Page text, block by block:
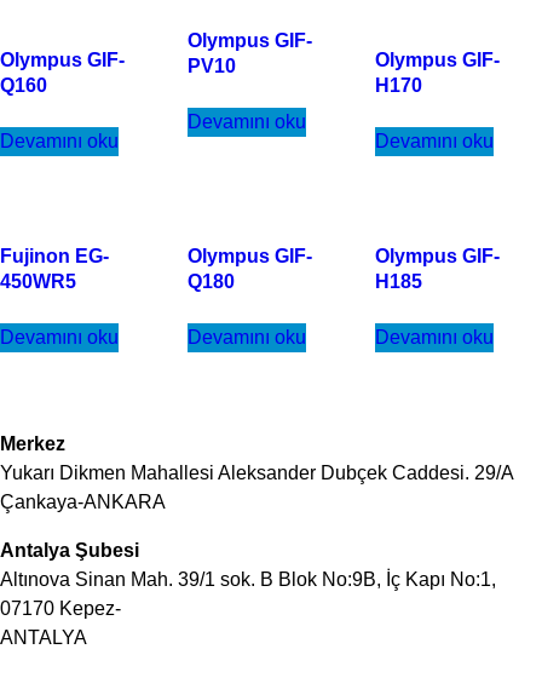
Olympus GIF-
Q160
Devamını oku
Olympus GIF-
PV10
Devamını oku
Olympus GIF-
H170
Devamını oku
Fujinon EG-
450WR5
Devamını oku
Olympus GIF-
Q180
Devamını oku
Olympus GIF-
H185
Devamını oku
Merkez
Yukarı Dikmen Mahallesi Aleksander Dubçek Caddesi. 29/A
Çankaya-ANKARA
Antalya Şubesi
Altınova Sinan Mah. 39/1 sok. B Blok No:9B, İç Kapı No:1,
07170 Kepez-
ANTALYA